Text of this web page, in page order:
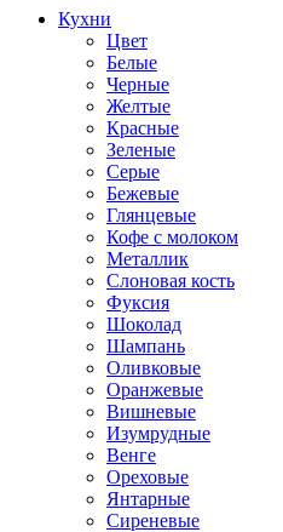
Кухни
Цвет
Белые
Черные
Желтые
Красные
Зеленые
Серые
Бежевые
Глянцевые
Кофе с молоком
Металлик
Слоновая кость
Фуксия
Шоколад
Шампань
Оливковые
Оранжевые
Вишневые
Изумрудные
Венге
Ореховые
Янтарные
Сиреневые